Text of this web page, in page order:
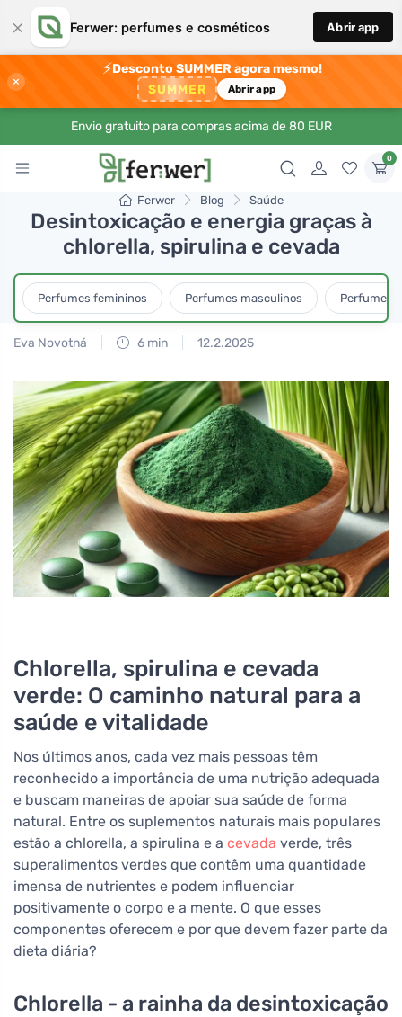
× Ferwer: perfumes e cosméticos Abrir app
×
⚡Desconto SUMMER agora mesmo!
SUMMER Abrir app
Envio gratuito para compras acima de 80 EUR
0
Ferwer Blog Saúde
Desintoxicação e energia graças à
chlorella, spirulina e cevada
Perfumes femininos Perfumes masculinos Perfumes
Eva Novotná 6 min 12.2.2025
Chlorella, spirulina e cevada
verde: O caminho natural para a
saúde e vitalidade
Nos últimos anos, cada vez mais pessoas têm
reconhecido a importância de uma nutrição adequada
e buscam maneiras de apoiar sua saúde de forma
natural. Entre os suplementos naturais mais populares
estão a chlorella, a spirulina e a cevada verde, três
superalimentos verdes que contêm uma quantidade
imensa de nutrientes e podem influenciar
positivamente o corpo e a mente. O que esses
componentes oferecem e por que devem fazer parte da
dieta diária?
Chlorella - a rainha da desintoxicação